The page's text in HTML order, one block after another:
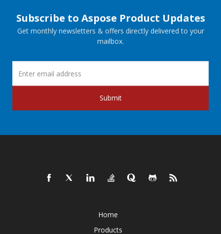
Subscribe to Aspose Product Updates
Get monthly newsletters & offers directly delivered to your
mailbox.
Submit
Home
Products